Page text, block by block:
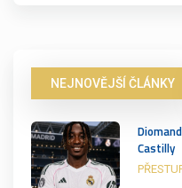
NEJNOVĚJŠÍ ČLÁNKY
Castilly